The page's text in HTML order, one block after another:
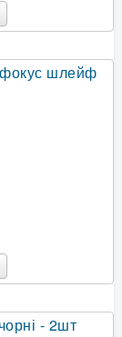
шлейф
- 2шт